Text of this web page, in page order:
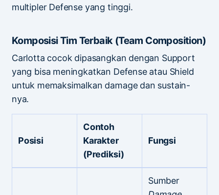
multipler Defense yang tinggi.
Komposisi Tim Terbaik (Team Composition)
Carlotta cocok dipasangkan dengan Support
yang bisa meningkatkan Defense atau Shield
untuk memaksimalkan damage dan sustain-
nya.
Posisi
Contoh
Karakter
(Prediksi)
Fungsi
Sumber